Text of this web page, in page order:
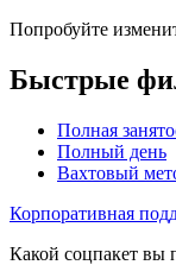
Попробуйте
Быстрые
Полная
Полный день
Вахтовый
Корпоративная
Какой соцпакет вы